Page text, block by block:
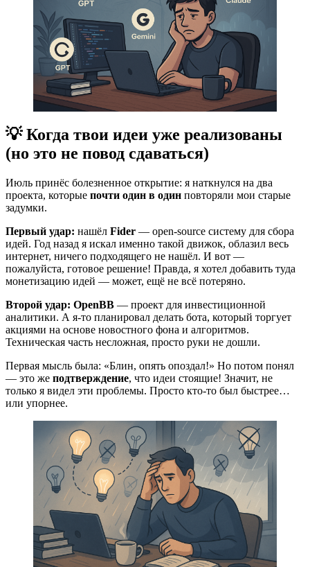
💡 Когда твои идеи уже реализованы
(но это не повод сдаваться)
Июль принёс болезненное открытие: я наткнулся на два
проекта, которые почти один в один повторяли мои старые
задумки.
Первый удар: нашёл Fider — open-source систему для сбора
идей. Год назад я искал именно такой движок, облазил весь
интернет, ничего подходящего не нашёл. И вот —
пожалуйста, готовое решение! Правда, я хотел добавить туда
монетизацию идей — может, ещё не всё потеряно.
Второй удар: OpenBB — проект для инвестиционной
аналитики. А я-то планировал делать бота, который торгует
акциями на основе новостного фона и алгоритмов.
Техническая часть несложная, просто руки не дошли.
Первая мысль была: «Блин, опять опоздал!» Но потом понял
— это же подтверждение, что идеи стоящие! Значит, не
только я видел эти проблемы. Просто кто-то был быстрее…
или упорнее.